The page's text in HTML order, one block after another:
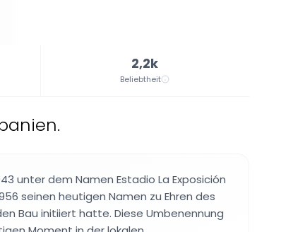
2,2k
Beliebtheit
unter dem Namen Estadio La Exposición
seinen heutigen Namen zu Ehren des
Bau initiiert hatte. Diese Umbenennung